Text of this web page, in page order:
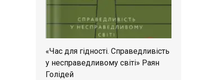
«Час для гідності. Справедливість
у несправедливому світі» Раян
Голідей